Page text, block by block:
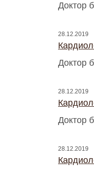
Доктор
28.12.2019
Доктор
28.12.2019
Доктор
28.12.2019